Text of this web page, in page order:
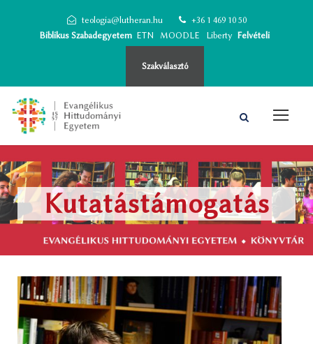
teologia@lutheran.hu
+36 1 469 10 50
Biblikus Szabadegyetem ETN MOODLE Liberty Felvételi
Szakválasztó
Kutatástámogatás